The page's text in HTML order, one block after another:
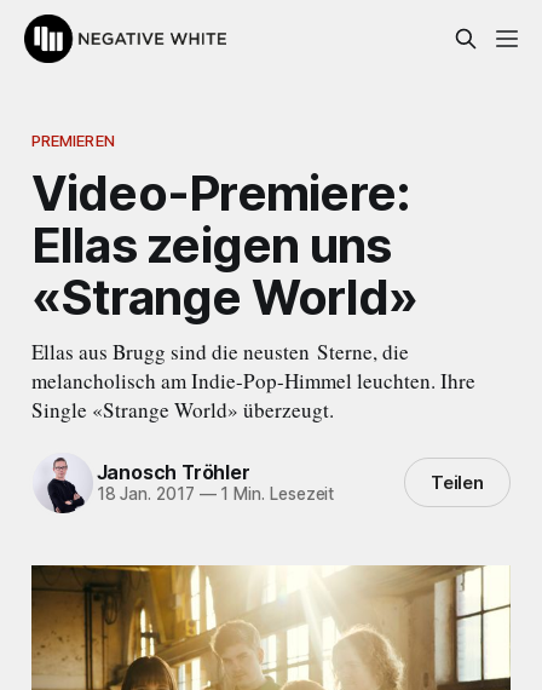
PREMIEREN
Video-Premiere:
Ellas zeigen uns
«Strange World»
Ellas aus Brugg sind die neusten Sterne, die
melancholisch am Indie-Pop-Himmel leuchten. Ihre
Single «Strange World» überzeugt.
Janosch Tröhler
18 Jan. 2017 —1 Min. Lesezeit Teilen